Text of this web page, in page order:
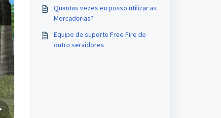
Quantas vezes eu posso utilizar as
Mercadorias?
Equipe de suporte Free Fire de
outro servidores